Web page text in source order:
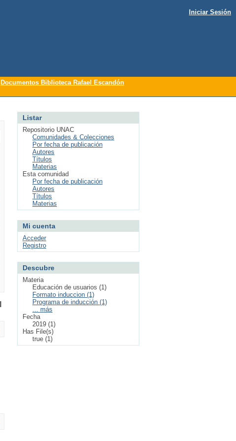
Iniciar Sesión
Documentos Biblioteca Rafael Escandón
Listar
Repositorio UNAC
Comunidades & Colecciones
Por fecha de publicación
Autores
Títulos
Materias
Esta comunidad
Por fecha de publicación
Autores
Títulos
Materias
Mi cuenta
Acceder
Registro
Descubre
Materia
Educación de usuarios (1)
Formato induccion (1)
Programa de inducción (1)
... más
Fecha
2019 (1)
Has File(s)
true (1)